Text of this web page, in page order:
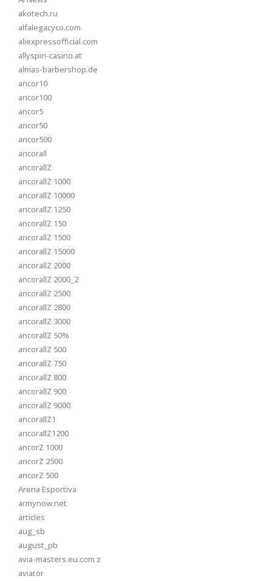
akotech.ru
alfalegacyco.com
aliexpressofficial.com
allyspin-casino.at
almas-barbershop.de
ancor10
ancor100
ancor5
ancor50
ancor500
ancorall
ancorallZ
ancorallZ 1000
ancorallZ 10000
ancorallZ 1250
ancorallZ 150
ancorallZ 1500
ancorallZ 15000
ancorallZ 2000
ancorallZ 2000_2
ancorallZ 2500
ancorallZ 2800
ancorallZ 3000
ancorallZ 50%
ancorallZ 500
ancorallZ 750
ancorallZ 800
ancorallZ 900
ancorallZ 9000
ancorallZ1
ancorallZ1200
ancorZ 1000
ancorZ 2500
ancorZ 500
Arena Esportiva
armynow.net
articles
aug_sb
august_pb
avia-masters.eu.com z
aviator